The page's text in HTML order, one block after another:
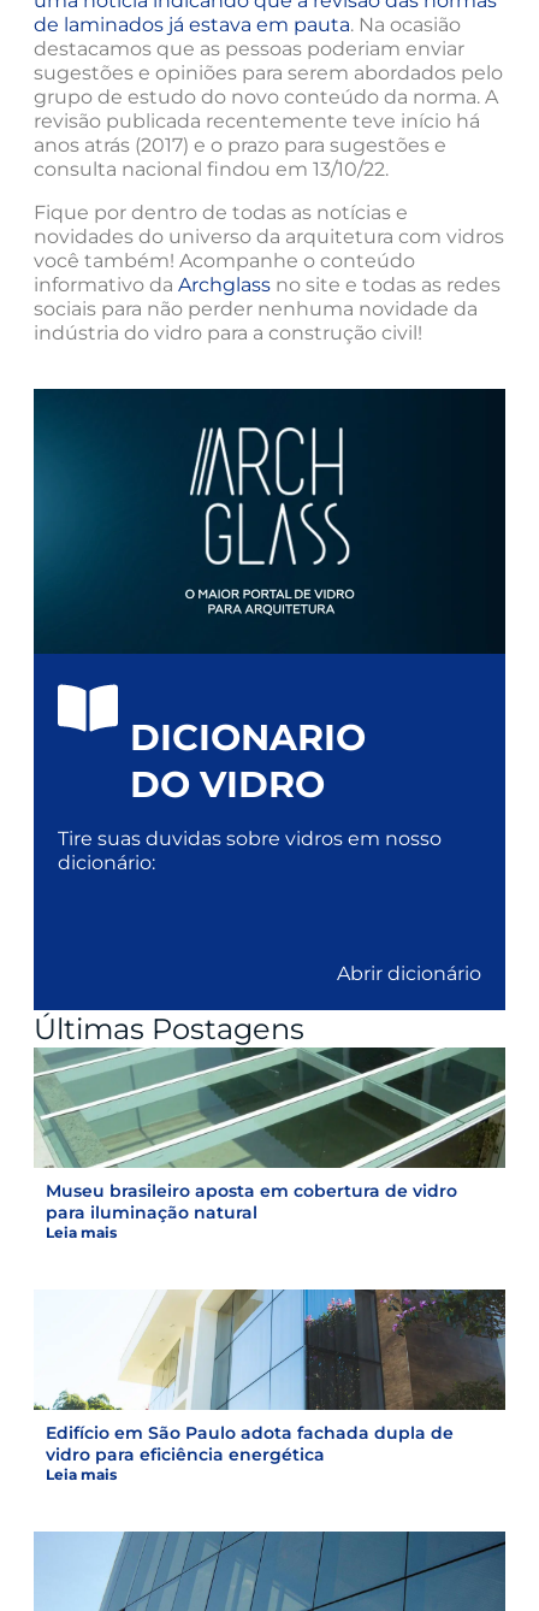
de laminados já estava em pauta. Na ocasião
destacamos que as pessoas poderiam enviar
sugestões e opiniões para serem abordados pelo
grupo de estudo do novo conteúdo da norma. A
revisão publicada recentemente teve início há
anos atrás (2017) e o prazo para sugestões e
consulta nacional findou em 13/10/22.
Fique por dentro de todas as notícias e
novidades do universo da arquitetura com vidros
você também! Acompanhe o conteúdo
informativo da Archglass no site e todas as redes
sociais para não perder nenhuma novidade da
indústria do vidro para a construção civil!
DICIONARIO
DO VIDRO
Tire suas duvidas sobre vidros em nosso
dicionário:
Abrir dicionário
Últimas Postagens
Museu brasileiro aposta em cobertura de vidro
para iluminação natural
Leia mais
Edifício em São Paulo adota fachada dupla de
vidro para eficiência energética
Leia mais